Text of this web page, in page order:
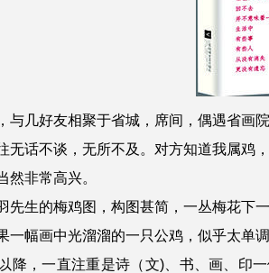
与几好友相聚于省城，席间，偶遇省画
无话不谈，无所不及。对方知道我属鸡
然非常高兴。
先生的梅鸡图，构图甚简，一丛梅花下
一幅画中光溜溜的一只公鸡，似乎太单
降，一直注重是诗（文)、书、画、印